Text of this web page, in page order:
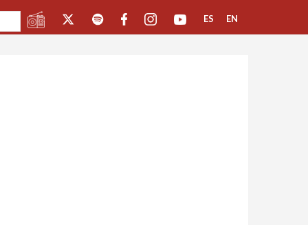
ES EN